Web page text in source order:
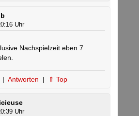
Uhr
Nachspielzeit eben 7
| Antworten | ⇑ Top
Uhr